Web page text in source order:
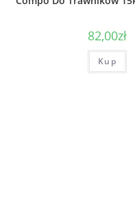
82,00zł
Kup